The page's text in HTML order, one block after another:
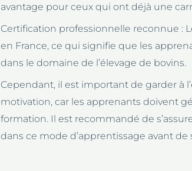
avantage pour ceux qui ont déjà une
Certification professionnelle reconnue :
en France, ce qui signifie que les
dans le domaine de l’élevage de bovins.
Cependant, il est important de garder à
motivation, car les apprenants doivent
formation. Il est recommandé de
dans ce mode d’apprentissage avant